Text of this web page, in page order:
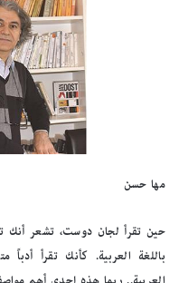
مها حسن
حين تقرأ لجان دوست، تشعر أنك
باللغة العربية. كأنك تقرأ